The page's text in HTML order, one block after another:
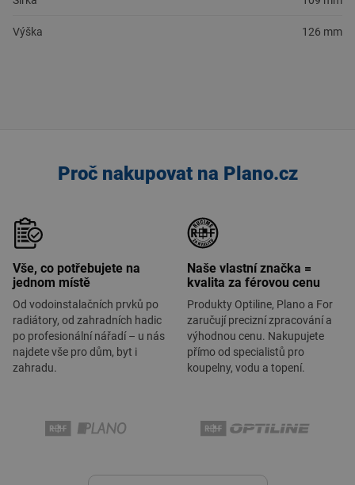
Výška 126 mm
Proč nakupovat na Plano.cz
Vše, co potřebujete na
jednom místě
Od vodoinstalačních prvků po
radiátory, od zahradních hadic
po profesionální nářadí – u nás
najdete vše pro dům, byt i
zahradu.
Naše vlastní značka =
kvalita za férovou cenu
Produkty Optiline, Plano a For
zaručují precizní zpracování a
výhodnou cenu. Nakupujete
přímo od specialistů pro
koupelny, vodu a topení.